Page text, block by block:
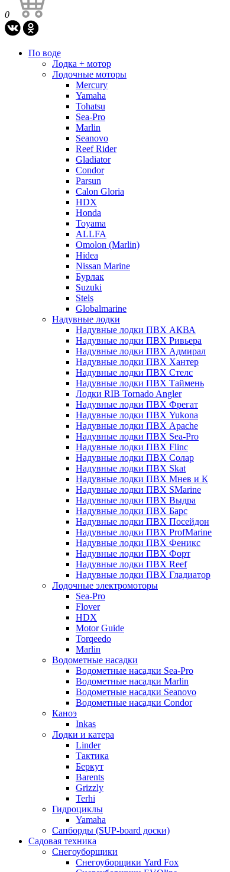
0
По воде
Лодка + мотор
Лодочные моторы
Mercury
Yamaha
Tohatsu
Sea-Pro
Marlin
Seanovo
Reef Rider
Gladiator
Condor
Parsun
Calon Gloria
HDX
Honda
Toyama
ALLFA
Omolon (Marlin)
Hidea
Nissan Marine
Бурлак
Suzuki
Stels
Globalmarine
Надувные лодки
Надувные лодки ПВХ АКВА
Надувные лодки ПВХ Ривьера
Надувные лодки ПВХ Адмирал
Надувные лодки ПВХ Хантер
Надувные лодки ПВХ Стелс
Надувные лодки ПВХ Таймень
Лодки RIB Tornado Angler
Надувные лодки ПВХ Фрегат
Надувные лодки ПВХ Yukona
Надувные лодки ПВХ Apache
Надувные лодки ПВХ Sea-Pro
Надувные лодки ПВХ Flinc
Надувные лодки ПВХ Солар
Надувные лодки ПВХ Skat
Надувные лодки ПВХ Мнев и К
Надувные лодки ПВХ SMarine
Надувные лодки ПВХ Выдра
Надувные лодки ПВХ Барс
Надувные лодки ПВХ Посейдон
Надувные лодки ПВХ ProfMarine
Надувные лодки ПВХ Феникс
Надувные лодки ПВХ Форт
Надувные лодки ПВХ Reef
Надувные лодки ПВХ Гладиатор
Лодочные электромоторы
Sea-Pro
Flover
HDX
Motor Guide
Torqeedo
Marlin
Водометные насадки
Водометные насадки Sea-Pro
Водометные насадки Marlin
Водометные насадки Seanovo
Водометные насадки Condor
Каноэ
Inkas
Лодки и катера
Linder
Тактика
Беркут
Barents
Grizzly
Terhi
Гидроциклы
Yamaha
Сапборды (SUP-board доски)
Садовая техника
Снегоуборщики
Снегоуборщики Yard Fox